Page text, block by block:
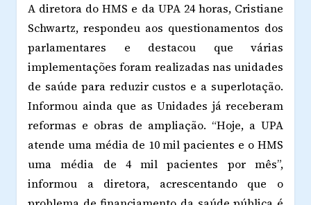
A diretora do HMS e da UPA 24 horas, Cristiane
Schwartz, respondeu aos questionamentos dos
parlamentares e destacou que várias
implementações foram realizadas nas unidades
de saúde para reduzir custos e a superlotação.
Informou ainda que as Unidades já receberam
reformas e obras de ampliação. “Hoje, a UPA
atende uma média de 10 mil pacientes e o HMS
uma média de 4 mil pacientes por mês”,
informou a diretora, acrescentando que o